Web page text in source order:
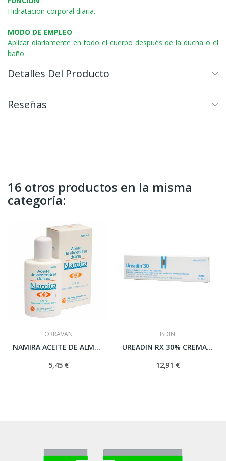
Hidratacion corporal diaria.
MODO DE EMPLEO
Aplicar diariamente en todo el cuerpo después de la ducha o el
baño.
Detalles Del Producto
Reseñas
16 otros productos en la misma
categoría:
ORRAVAN
NAMIRA ACEITE DE ALMENDRAS 125 ML
5,45 €
ISDIN
UREADIN RX 30% CREMA EMOLIENTE 50 ML
12,91 €